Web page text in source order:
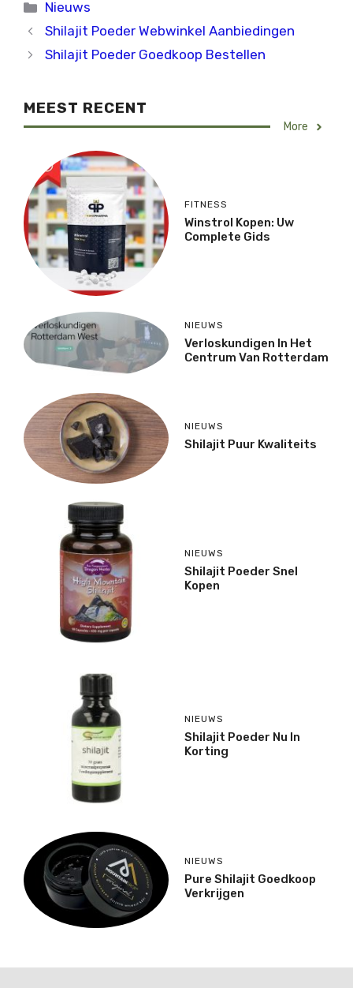
Categorieën
Nieuws
Shilajit Poeder Webwinkel Aanbiedingen
Shilajit Poeder Goedkoop Bestellen
MEEST RECENT
More
FITNESS
Winstrol Kopen: Uw
Complete Gids
NIEUWS
Verloskundigen In Het
Centrum Van Rotterdam
NIEUWS
Shilajit Puur Kwaliteits
NIEUWS
Shilajit Poeder Snel
Kopen
NIEUWS
Shilajit Poeder Nu In
Korting
NIEUWS
Pure Shilajit Goedkoop
Verkrijgen